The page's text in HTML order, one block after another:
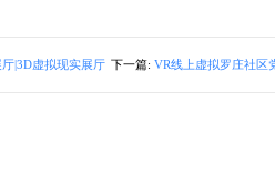
|3D虚拟现实展厅 下一篇: VR线上虚拟罗庄社区